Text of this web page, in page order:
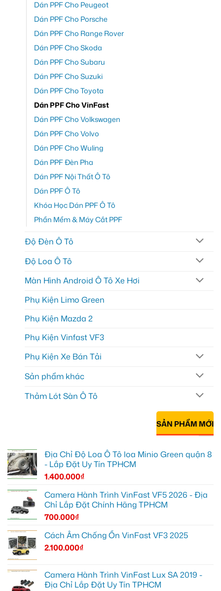
Dán PPF Cho Peugeot
Dán PPF Cho Porsche
Dán PPF Cho Range Rover
Dán PPF Cho Skoda
Dán PPF Cho Subaru
Dán PPF Cho Suzuki
Dán PPF Cho Toyota
Dán PPF Cho VinFast
Dán PPF Cho Volkswagen
Dán PPF Cho Volvo
Dán PPF Cho Wuling
Dán PPF Đèn Pha
Dán PPF Nội Thất Ô Tô
Dán PPF Ô Tô
Khóa Học Dán PPF Ô Tô
Phần Mềm & Máy Cắt PPF
Độ Đèn Ô Tô
Độ Loa Ô Tô
Màn Hình Android Ô Tô Xe Hơi
Phụ Kiện Limo Green
Phụ Kiện Mazda 2
Phụ Kiện Vinfast VF3
Phụ Kiện Xe Bán Tải
Sản phẩm khác
Thảm Lót Sàn Ô Tô
SẢN PHẨM MỚI
Địa Chỉ Độ Loa Ô Tô loa Minio Green quận 8
- Lắp Đặt Uy Tín TPHCM
1.400.000₫
Camera Hành Trình VinFast VF5 2026 - Địa
Chỉ Lắp Đặt Chính Hãng TPHCM
700.000₫
Cách Âm Chống Ồn VinFast VF3 2025
2.100.000₫
Camera Hành Trình VinFast Lux SA 2019 -
Địa Chỉ Lắp Đặt Uy Tín TPHCM